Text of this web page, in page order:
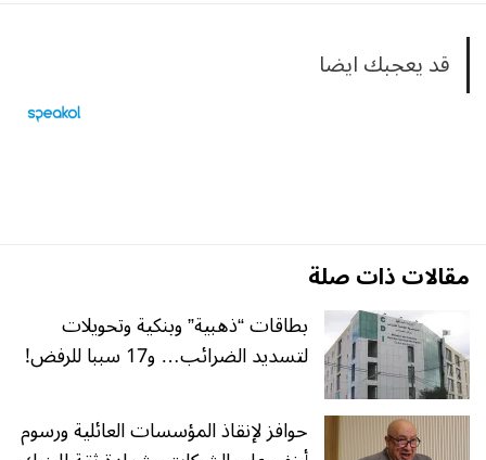
قد يعجبك ايضا
مقالات ذات صلة
بطاقات “ذهبية” وبنكية وتحويلات
لتسديد الضرائب… و17 سببا للرفض!
حوافز لإنقاذ المؤسسات العائلية ورسوم